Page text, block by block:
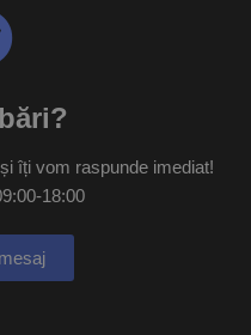
îți vom raspunde imediat!
18:00